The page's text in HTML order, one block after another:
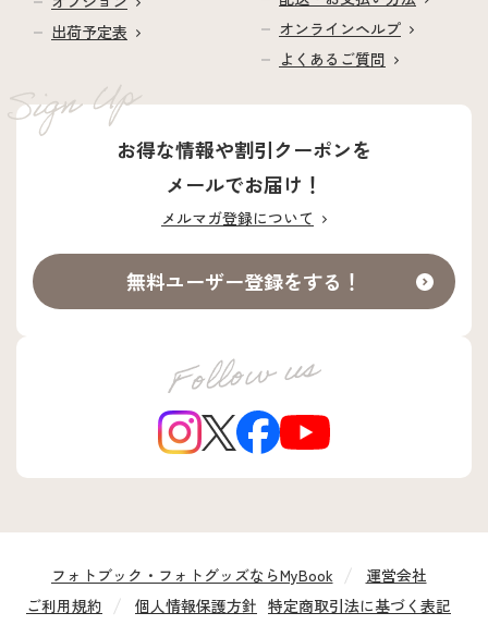
出荷予定表
オンラインヘルプ
よくあるご質問
お得な情報や割引クーポンを
メールでお届け！
メルマガ登録について
無料ユーザー登録をする！
フォトブック・フォトグッズならMyBook
運営会社
ご利用規約
個人情報保護方針 特定商取引法に基づく表記